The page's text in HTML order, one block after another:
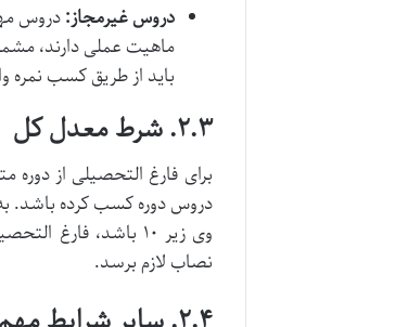
دروس غیرمجاز:دروس
باید از طریق کسب نمره
۲.۳. شرط معدل کل
دروس دوره کسب کرده باشد.
وی زیر ۱۰ باشد،
نصاب لازم برسد.